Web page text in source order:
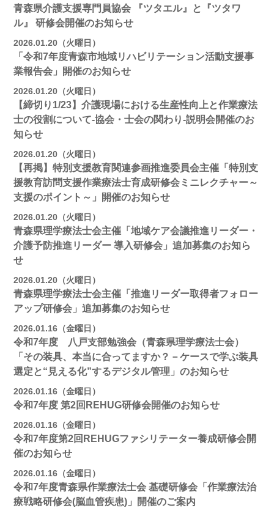
青森県介護支援専門員協会 『ツタエル』と『ツタワ
ル』 研修会開催のお知らせ
2026.01.20（火曜日）
「令和7年度青森市地域リハビリテーション活動支援事
業報告会」開催のお知らせ
2026.01.20（火曜日）
【締切り1/23】介護現場における生産性向上と作業療法
士の役割について-協会・士会の関わり-説明会開催のお
知らせ
2026.01.20（火曜日）
【再掲】特別支援教育関連参画推進委員会主催「特別支
援教育訪問支援作業療法士育成研修会ミニレクチャー～
支援のポイント～」開催のお知らせ
2026.01.20（火曜日）
青森県理学療法士会主催「地域ケア会議推進リーダー・
介護予防推進リーダー 導入研修会」追加募集のお知ら
せ
2026.01.20（火曜日）
青森県理学療法士会主催「推進リーダー取得者フォロー
アップ研修会」追加募集のお知らせ
2026.01.16（金曜日）
令和7年度 八戸支部勉強会（青森県理学療法士会）
「その装具、本当に合ってますか？－ケースで学ぶ装具
選定と“見える化”するデジタル管理」のお知らせ
2026.01.16（金曜日）
令和7年度 第2回REHUG研修会開催のお知らせ
2026.01.16（金曜日）
令和7年度第2回REHUGファシリテーター養成研修会開
催のお知らせ
2026.01.16（金曜日）
令和7年度青森県作業療法士会 基礎研修会「作業療法治
療戦略研修会(脳血管疾患)」開催のご案内